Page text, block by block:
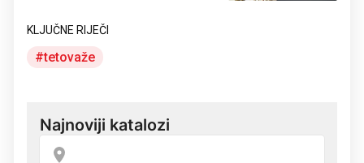
KLJUČNE RIJEČI
tetovaže